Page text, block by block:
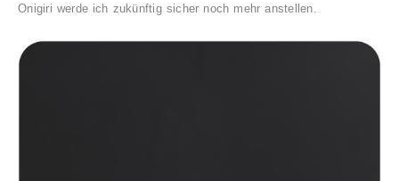
Onigiri werde ich zukünftig sicher noch mehr anstellen.